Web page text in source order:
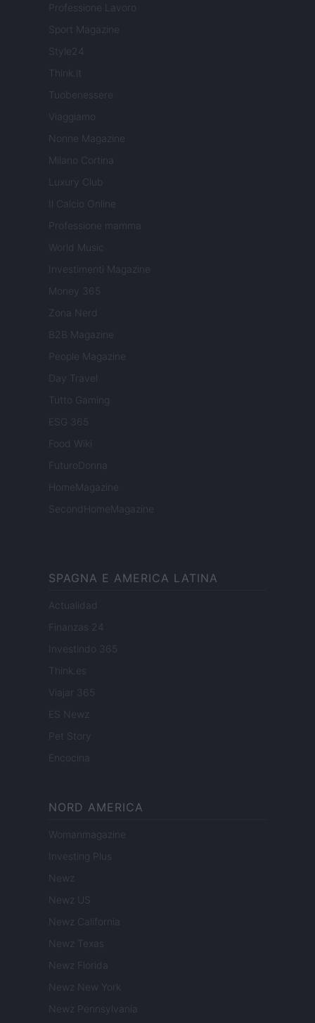
Professione Lavoro
Sport Magazine
Style24
Think.it
Tuobenessere
Viaggiamo
Nonne Magazine
Milano Cortina
Luxury Club
Il Calcio Online
Professione mamma
World Music
Investimenti Magazine
Money 365
Zona Nerd
B2B Magazine
People Magazine
Day Travel
Tutto Gaming
ESG 365
Food Wiki
FuturoDonna
HomeMagazine
SecondHomeMagazine
SPAGNA E AMERICA LATINA
Actualidad
Finanzas 24
Investindo 365
Think.es
Viajar 365
ES Newz
Pet Story
Encocina
NORD AMERICA
Womanmagazine
Investing Plus
Newz
Newz US
Newz California
Newz Texas
Newz Florida
Newz New York
Newz Pennsylvania